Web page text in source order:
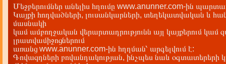
Մեջբերումներ անելիս հղումը www.anunner.com-ին
Կայքի հոդվածների, լուսանկարների, տեղեկատվական և
մասնակի
կամ ամբողջական վերարտադրությունն այլ կայքերում կամ
լրատվամիջոցներում
առանց www.anunner.com-ին հղղման՝ արգելվում է:
Գովազդների բովանդակության, ինչպես նաև օգտատերերի